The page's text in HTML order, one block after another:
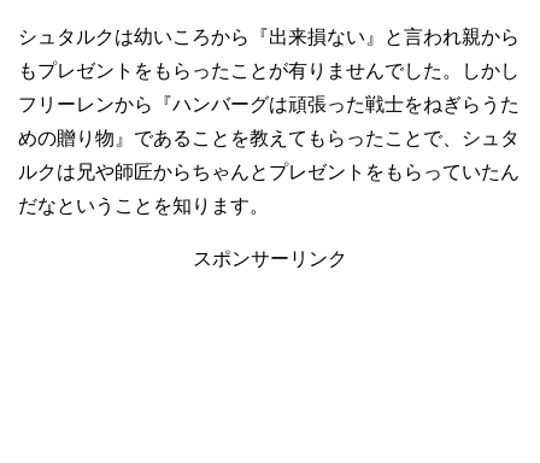
シュタルクは幼いころから『出来損ない』と言われ親から
もプレゼントをもらったことが有りませんでした。しかし
フリーレンから『ハンバーグは頑張った戦士をねぎらうた
めの贈り物』であることを教えてもらったことで、シュタ
ルクは兄や師匠からちゃんとプレゼントをもらっていたん
だなということを知ります。
スポンサーリンク